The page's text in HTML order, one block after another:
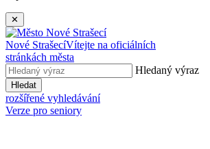
✕
Nové StrašecíVítejte na oficiálních
stránkách města
Hledaný výraz
Hledat
rozšířené vyhledávání
Verze pro seniory